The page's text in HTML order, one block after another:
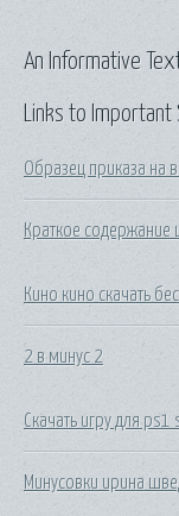
Links to Important
Образец приказа на
Краткое содержание
Кино кино скачать
2 в минус 2
Скачать игру для
Минусовки ирина
An Informative